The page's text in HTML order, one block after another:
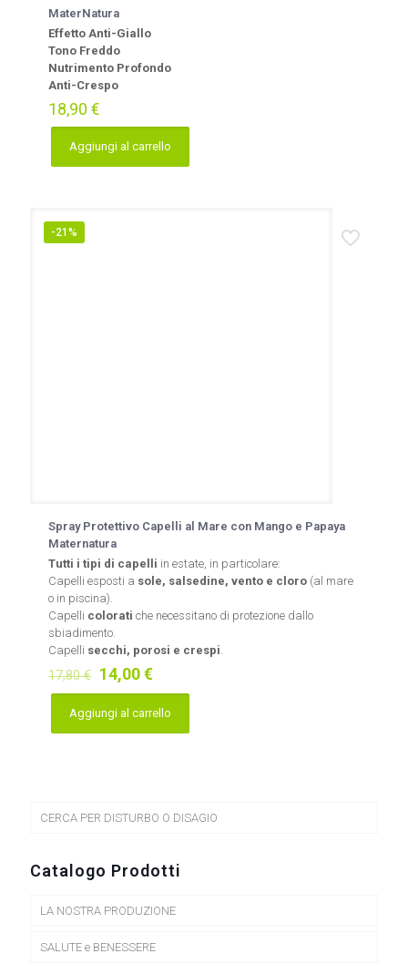
MaterNatura
Effetto Anti-Giallo
Tono Freddo
Nutrimento Profondo
Anti-Crespo
18,90 €
Aggiungi al carrello
-21%
Spray Protettivo Capelli al Mare con Mango e Papaya
Maternatura
Tutti i tipi di capelli in estate, in particolare:
Capelli esposti a sole, salsedine, vento e cloro (al mare
o in piscina).
Capelli colorati che necessitano di protezione dallo
sbiadimento.
Capelli secchi, porosi e crespi.
17,80€ Il
prezzo
originale
era:
14,00€Il
prezzo
attuale
Aggiungi al carrello
CERCA PER DISTURBO O DISAGIO
Catalogo Prodotti
LA NOSTRA PRODUZIONE
SALUTE e BENESSERE